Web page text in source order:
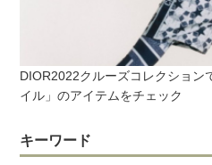
DIOR2022クルーズコレクション
イル」のアイテムをチェック
キーワード